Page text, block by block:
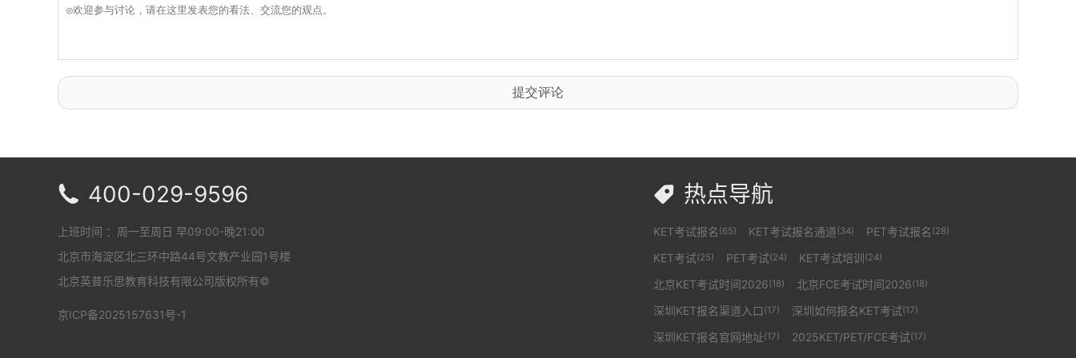
提交评论
 热点导航
KET考试报名 (65) KET考试报名通道(34) PET考试报名 (28)
KET考试(25) PET考试(24) KET考试培训(24)
北京KET考试时间2026(18) 北京FCE考试时间2026(18)
深圳KET报名渠道入口 (17) 深圳如何报名KET考试(17)
深圳KET报名官网地址(17) 2025KET/PET/FCE考试(17)
 400-029-9596
上班时间 ：周一至周日 早09:00-晚21:00
北京市海淀区北三环中路44号文教产业园1号楼
北京英普乐思教育科技有限公司版权所有©
京ICP备2025157631号-1